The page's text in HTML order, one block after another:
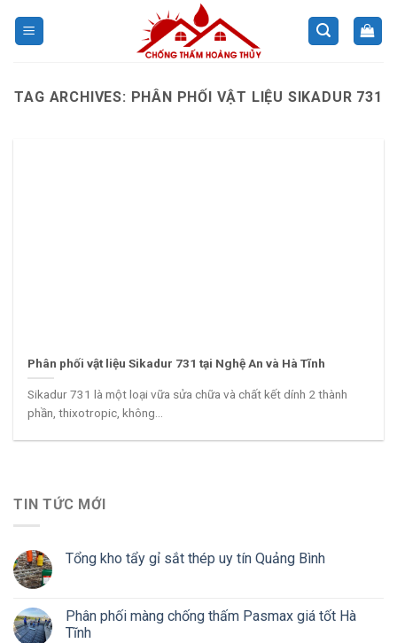
TAG ARCHIVES: PHÂN PHỐI VẬT LIỆU SIKADUR 731
Phân phối vật liệu Sikadur 731 tại Nghệ An và Hà Tĩnh
Sikadur 731 là một loại vữa sửa chữa và chất kết dính 2 thành
phần, thixotropic, không...
TIN TỨC MỚI
Tổng kho tẩy gỉ sắt thép uy tín Quảng Bình
Phân phối màng chống thấm Pasmax giá tốt Hà
Tĩnh